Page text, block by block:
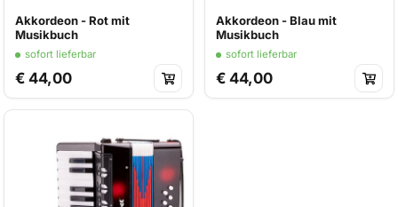
Akkordeon - Rot mit
Musikbuch
sofort lieferbar
€ 44,00
Akkordeon - Blau mit
Musikbuch
sofort lieferbar
€ 44,00